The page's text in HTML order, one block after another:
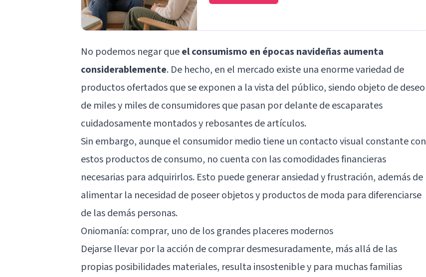
No podemos negar queel consumismo en épocas navideñas aumenta
considerablemente. De hecho, en el mercado existe una enorme variedad de
productos ofertados que se exponen a la vista del público, siendo objeto de deseo
de miles y miles de consumidores que pasan por delante de escaparates
cuidadosamente montados y rebosantes de artículos.
Sin embargo, aunque el consumidor medio tiene un contacto visual constante con
estos productos de consumo, no cuenta con las comodidades financieras
necesarias para adquirirlos. Esto puede generaransiedad y frustración, además de
alimentar la necesidad de poseer objetos y productos de moda para diferenciarse
de las demás personas.
Oniomanía: comprar, uno de los grandes placeres modernos
Dejarse llevar por la acción de comprar desmesuradamente, más allá de las
propias posibilidades materiales, resulta insostenible y para muchas familias